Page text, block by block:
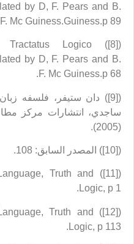
by D, F. Pears and B.
F. Mc Guiness.Guiness.p 89.
by D, F. Pears and B.
F. Mc Guiness.p 68.
ساجدي، انتشارات مركز
(2005).
([10]) المصدر السابق: 108.
Language, Truth and
Logic, p 1.
Language, Truth and
Logic, p 113.